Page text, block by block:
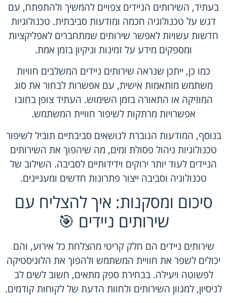
בעתיד, השירותים הניידים צפויים להמשיך ולהתפתח, עם
דגש על טכנולוגיה חכמה ומודעות סביבתית. טכנולוגיות
חדשות עשויות לאפשר שירותים שמתחברים לאפליקציות
ומספקים מידע על זמינות וניקיון בזמן אמת.
כמו כן, ייתכן שנראה שירותים ניידים המשלבים חוויות
משתמש מותאמות אישית, עם אפשרות לבחור את סוג
המוזיקה או התאורה בזמן השימוש. העתיד צופן בחובו
אפשרויות מרתקות לשיפור חוויית המשתמש.
בנוסף, המודעות הגוברת לנושאים סביבתיים תוביל לשיפור
טכנולוגיות ניהול פסולת ומים, מה שיהפוך את השירותים
הניידים לעוד יותר ירוקים וידידותיים לסביבה. השילוב של
טכנולוגיה וסביבה ייצור פתרונות חדשים ומעניינים.
סיכום ומסקנות: איך להצליח עם
שירותים ניידים 🎯
שירותים ניידים הם חלק קריטי מהצלחת כל אירוע, והם
יכולים לשפר את חוויית המשתמש ולהפוך את הלוגיסטיקה
לפשוטה ויעילה. בבחירת ספק מתאים, חשוב לשים לב
לניסיון, למגוון השירותים ולחוות הדעת של לקוחות קודמים.